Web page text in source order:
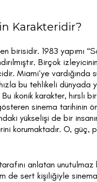
Karakteridir?
birisidir. 1983 yapımı
Birçok
Miami’ye vardığında
bu tehlikeli dünyada
ikonik karakter, hırslı bir
sinema tarihinin
yükselişi de bir
korumaktadır. O, güç,
anlatan unutulmaz
de sert kişiliğiyle